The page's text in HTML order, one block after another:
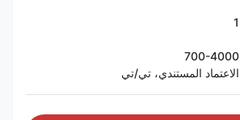
1
700-4000
الاعتماد المستندي، تي/تي